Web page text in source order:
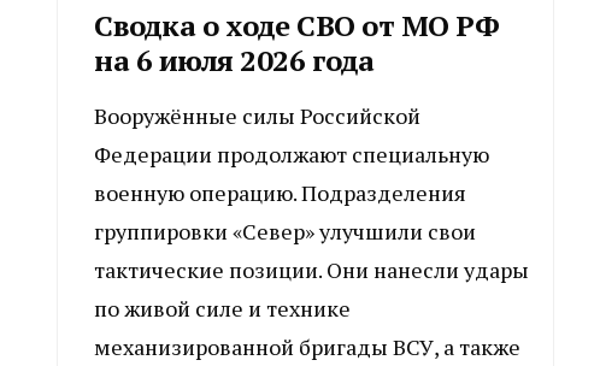
Сводка о ходе СВО от МО РФ
на 6 июля 2026 года
Вооружённые силы Российской
Федерации продолжают специальную
военную операцию. Подразделения
группировки «Север» улучшили свои
тактические позиции. Они нанесли удары
по живой силе и технике
механизированной бригады ВСУ, а также